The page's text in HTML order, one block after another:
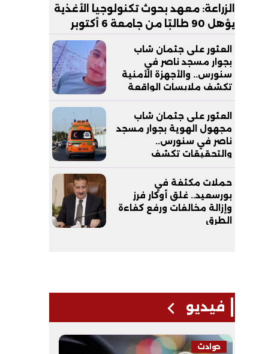
الزراعة: معهد بحوث تكنولوجيا الأغذية
يؤهل 90 طالبًا من جامعة 6 أكتوبر
العثور على جثمان شاب
بجوار مسجد ناصر في
سنورس.. والأجهزة الأمنية
تكشف ملابسات الواقعة
العثور على جثمان شاب
مجهول الهوية بجوار مسجد
ناصر في سنورس..
والتحقيقات تكشف
ملابسات الواقعة
حملات مكثفة في
بورسعيد.. غلق أوكار فرز
وإزالة مخالفات ورفع كفاءة
الطرق
فيديو
حوادث